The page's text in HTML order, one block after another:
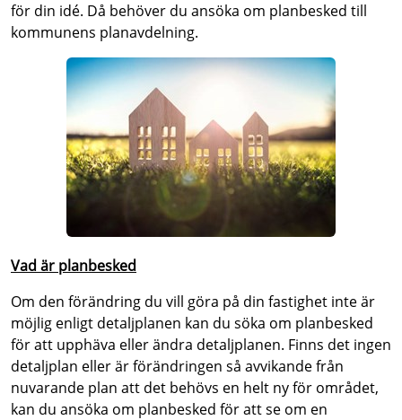
för din idé. Då behöver du ansöka om planbesked till
kommunens planavdelning.
Vad är planbesked
Om den förändring du vill göra på din fastighet inte är
möjlig enligt detaljplanen kan du söka om planbesked
för att upphäva eller ändra detaljplanen. Finns det ingen
detaljplan eller är förändringen så avvikande från
nuvarande plan att det behövs en helt ny för området,
kan du ansöka om planbesked för att se om en